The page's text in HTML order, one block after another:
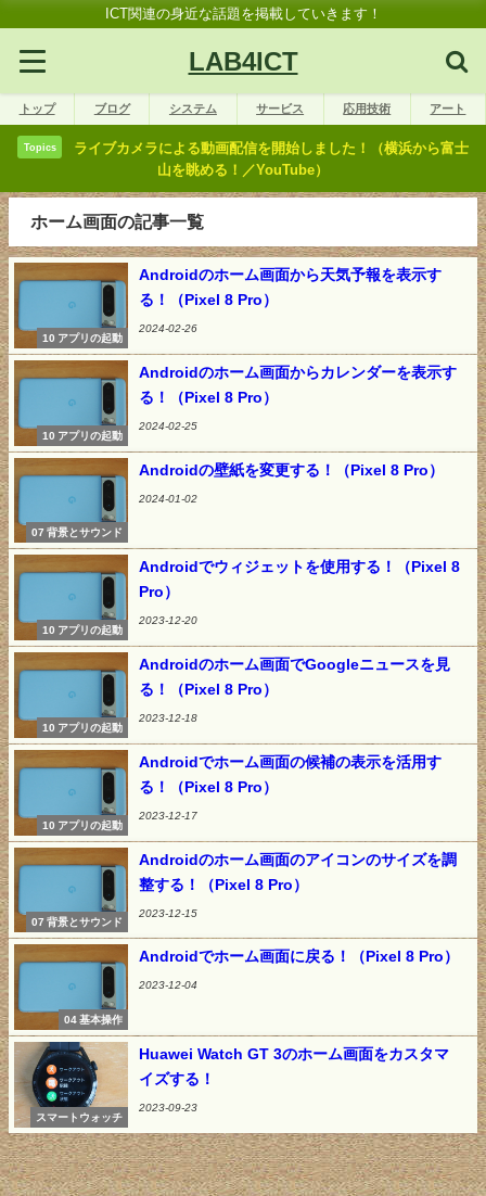
ICT関連の身近な話題を掲載していきます！
LAB4ICT
トップ ブログ システム サービス 応用技術 アート
Topics
ライブカメラによる動画配信を開始しました！（横浜から富士
山を眺める！／YouTube）
ホーム画面の記事一覧
10 アプリの起動
Androidのホーム画面から天気予報を表示す
る！（Pixel 8 Pro）
2024-02-26
10 アプリの起動
Androidのホーム画面からカレンダーを表示す
る！（Pixel 8 Pro）
2024-02-25
07 背景とサウンド
Androidの壁紙を変更する！（Pixel 8 Pro）
2024-01-02
10 アプリの起動
Androidでウィジェットを使用する！（Pixel 8
Pro）
2023-12-20
10 アプリの起動
Androidのホーム画面でGoogleニュースを見
る！（Pixel 8 Pro）
2023-12-18
10 アプリの起動
Androidでホーム画面の候補の表示を活用す
る！（Pixel 8 Pro）
2023-12-17
07 背景とサウンド
Androidのホーム画面のアイコンのサイズを調
整する！（Pixel 8 Pro）
2023-12-15
04 基本操作
Androidでホーム画面に戻る！（Pixel 8 Pro）
2023-12-04
スマートウォッチ
Huawei Watch GT 3のホーム画面をカスタマ
イズする！
2023-09-23